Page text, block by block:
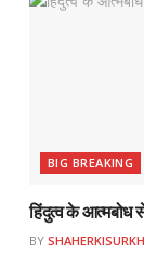
BIG BREAKING
हिंदुत्व के आत्मबोध
BY